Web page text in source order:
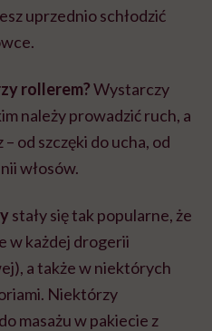
uprzednio schłodzić
rollerem?Wystarczy
należy prowadzić ruch, a
od szczęki do ucha, od
włosów.
stały się tak popularne, że
w każdej drogerii
a także w niektórych
Niektórzy
masażu w pakiecie z